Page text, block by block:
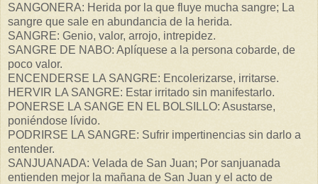
SANGONERA: Herida por la que fluye mucha sangre; La
sangre que sale en abundancia de la herida.
SANGRE: Genio, valor, arrojo, intrepidez.
SANGRE DE NABO: Aplíquese a la persona cobarde, de
poco valor.
ENCENDERSE LA SANGRE: Encolerizarse, irritarse.
HERVIR LA SANGRE: Estar irritado sin manifestarlo.
PONERSE LA SANGE EN EL BOLSILLO: Asustarse,
poniéndose lívido.
PODRIRSE LA SANGRE: Sufrir impertinencias sin darlo a
entender.
SANJUANADA: Velada de San Juan; Por sanjuanada
entienden mejor la mañana de San Juan y el acto de